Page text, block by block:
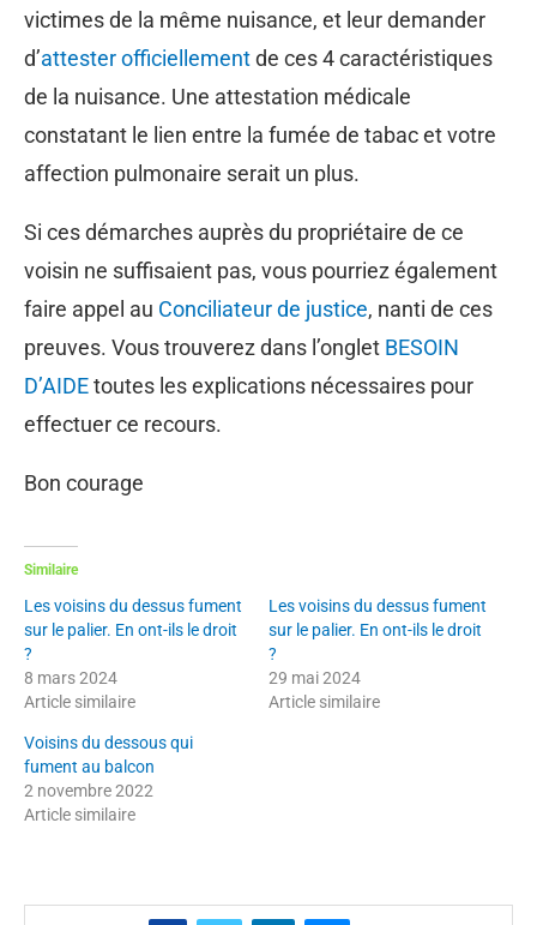
victimes de la même nuisance, et leur demander
d’attester officiellementde ces 4 caractéristiques
de la nuisance. Une attestation médicale
constatant le lien entre la fumée de tabac et votre
affection pulmonaire serait un plus.
Si ces démarches auprès du propriétaire de ce
voisin ne suffisaient pas, vous pourriez également
faire appel au Conciliateur de justice, nanti de ces
preuves. Vous trouverez dans l’onglet BESOIN
D’AIDEtoutes les explications nécessaires pour
effectuer ce recours.
Bon courage
Similaire
Les voisins du dessus fument
sur le palier. En ont-ils le droit
?
8 mars 2024
Article similaire
Les voisins du dessus fument
sur le palier. En ont-ils le droit
?
29 mai 2024
Article similaire
Voisins du dessous qui
fument au balcon
2 novembre 2022
Article similaire